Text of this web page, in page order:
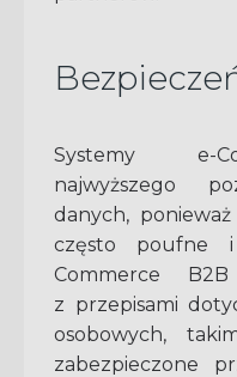
Systemy e-
najwyższego
danych,
często poufne
Commerce
z przepisami
osobowych,
zabezpieczone